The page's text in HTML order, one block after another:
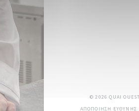
© 2026 QUAI
ΑΠΟΠΟΊΗΣΗ ΕΥΘΎΝΗΣ